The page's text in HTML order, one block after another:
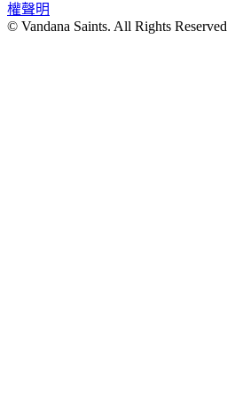
權聲明
© Vandana Saints. All Rights Reserved